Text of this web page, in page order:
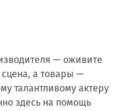
— оживите
а товары —
талантливому актеру
здесь на помощь